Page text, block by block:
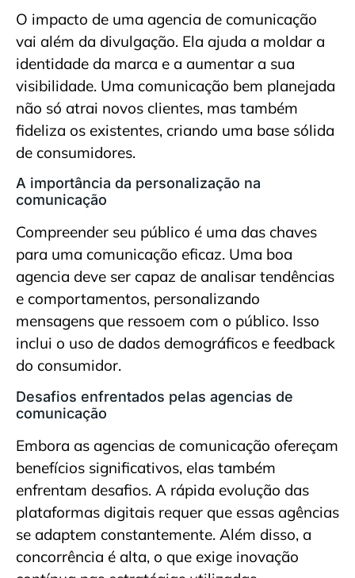
O impacto de uma agencia de comunicação
vai além da divulgação. Ela ajuda a moldar a
identidade da marca e a aumentar a sua
visibilidade. Uma comunicação bem planejada
não só atrai novos clientes, mas também
fideliza os existentes, criando uma base sólida
de consumidores.
A importância da personalização na
comunicação
Compreender seu público é uma das chaves
para uma comunicação eficaz. Uma boa
agencia deve ser capaz de analisar tendências
e comportamentos, personalizando
mensagens que ressoem com o público. Isso
inclui o uso de dados demográficos e feedback
do consumidor.
Desafios enfrentados pelas agencias de
comunicação
Embora as agencias de comunicação ofereçam
benefícios significativos, elas também
enfrentam desafios. A rápida evolução das
plataformas digitais requer que essas agências
se adaptem constantemente. Além disso, a
concorrência é alta, o que exige inovação